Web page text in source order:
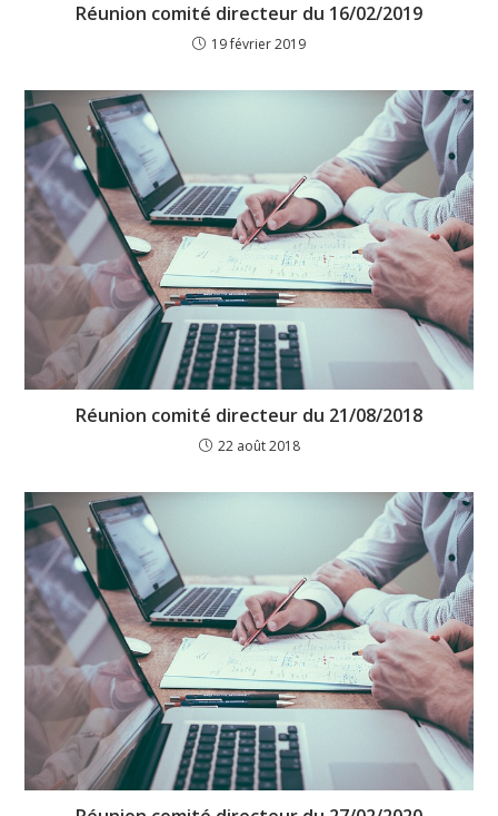
Réunion comité directeur du 16/02/2019
19 février 2019
Réunion comité directeur du 21/08/2018
22 août 2018